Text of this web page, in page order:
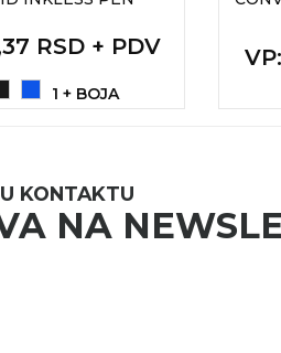
RSD + PDV
1 + BOJA
VP
KONTAKTU
NA